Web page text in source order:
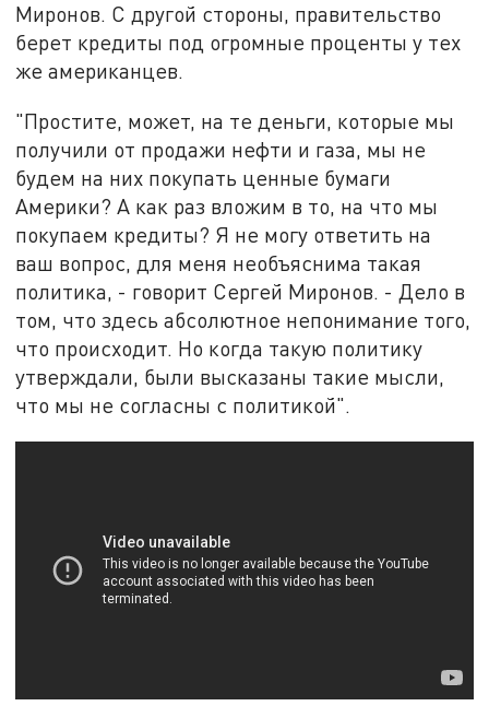
Миронов. С другой стороны, правительство
берет кредиты под огромные проценты у тех
же американцев.
"Простите, может, на те деньги, которые мы
получили от продажи нефти и газа, мы не
будем на них покупать ценные бумаги
Америки? А как раз вложим в то, на что мы
покупаем кредиты? Я не могу ответить на
ваш вопрос, для меня необъяснима такая
политика, - говорит Сергей Миронов. - Дело в
том, что здесь абсолютное непонимание того,
что происходит. Но когда такую политику
утверждали, были высказаны такие мысли,
что мы не согласны с политикой".